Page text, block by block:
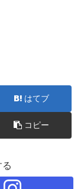
はてブ
コピー